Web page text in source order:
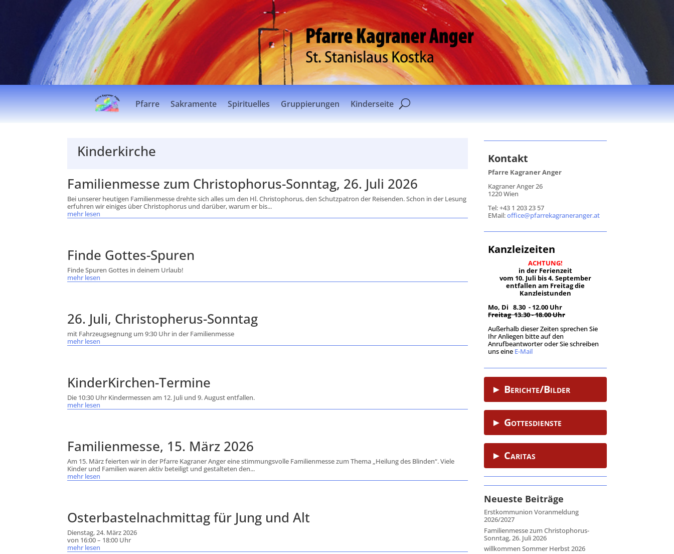
Pfarre Sakramente Spirituelles Gruppierungen Kinderseite
Kinderkirche
Familienmesse zum Christophorus-Sonntag, 26. Juli 2026
Bei unserer heutigen Familienmesse drehte sich alles um den Hl. Christophorus, den Schutzpatron der Reisenden. Schon in der Lesung
erfuhren wir einiges über Christophorus und darüber, warum er bis...
mehr lesen
Finde Gottes-Spuren
Finde Spuren Gottes in deinem Urlaub!
mehr lesen
26. Juli, Christopherus-Sonntag
mit Fahrzeugsegnung um 9:30 Uhr in der Familienmesse
mehr lesen
KinderKirchen-Termine
Die 10:30 Uhr Kindermessen am 12. Juli und 9. August entfallen.
mehr lesen
Familienmesse, 15. März 2026
Am 15. März feierten wir in der Pfarre Kagraner Anger eine stimmungsvolle Familienmesse zum Thema „Heilung des Blinden“. Viele
Kinder und Familien waren aktiv beteiligt und gestalteten den...
mehr lesen
Osterbastelnachmittag für Jung und Alt
Dienstag, 24. März 2026
von 16:00 – 18:00 Uhr
mehr lesen
Kontakt
Pfarre Kagraner Anger
Kagraner Anger 26
1220 Wien
Tel: +43 1 203 23 57
EMail:office@pfarrekagraneranger.at
Kanzleizeiten
ACHTUNG!
in der Ferienzeit
vom 10. Juli bis 4. September
entfallen am Freitag die
Kanzleistunden
Mo, Di 8.30 - 12.00 Uhr
Freitag 13.30 - 18.00 Uhr
Außerhalb dieser Zeiten sprechen Sie
Ihr Anliegen bitte auf den
Anrufbeantworter oder Sie schreiben
uns eine E-Mail.
► Berichte/Bilder
► Gottesdienste
► Caritas
Neueste Beiträge
Erstkommunion Voranmeldung
2026/2027
Familienmesse zum Christophorus-
Sonntag, 26. Juli 2026
willkommen Sommer Herbst 2026